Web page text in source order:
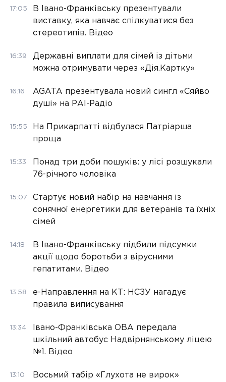
17:05
В Івано-Франківську презентували
виставку, яка навчає спілкуватися без
стереотипів. Відео
16:39
Державні виплати для сімей із дітьми
можна отримувати через «Дія.Картку»
16:16
AGATA презентувала новий сингл «Сяйво
душі» на РАІ-Радіо
15:55
На Прикарпатті відбулася Патріарша
проща
15:33
Понад три доби пошуків: у лісі розшукали
76-річного чоловіка
15:07
Стартує новий набір на навчання із
сонячної енергетики для ветеранів та їхніх
сімей
14:18
В Івано-Франківську підбили підсумки
акції щодо боротьби з вірусними
гепатитами. Відео
13:58
е-Направлення на КТ: НСЗУ нагадує
правила виписування
13:34
Івано-Франківська ОВА передала
шкільний автобус Надвірнянському ліцею
№1. Відео
13:10 Восьмий табір «Глухота не вирок»